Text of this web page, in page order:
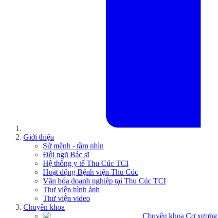
Giới thiệu
Sứ mệnh - tầm nhìn
Đội ngũ Bác sĩ
Hệ thống y tế Thu Cúc TCI
Hoạt động Bệnh viện Thu Cúc
Văn hóa doanh nghiệp tại Thu Cúc TCI
Thư viện hình ảnh
Thư viện video
Chuyên khoa
Chuyên khoa Cơ